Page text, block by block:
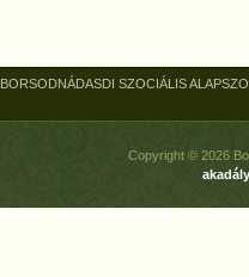
BORSODNÁDASDI SZOCIÁLIS
Copyright © 2026